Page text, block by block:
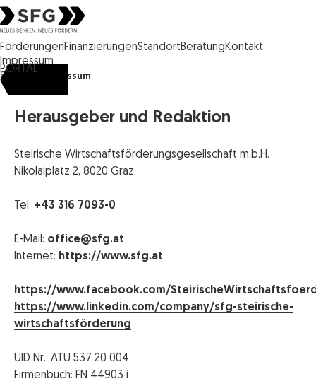
Steirische Wirtschaftsförderungsgesellschaft mbH SFG Logo
FörderungenFinanzierungenStandortBeratungKontakt
PORTAL
Impressum
SFG Impressum
Herausgeber und Redaktion
Steirische Wirtschaftsförderungsgesellschaft m.b.H.
Nikolaiplatz 2, 8020 Graz
Tel. +43 316 7093-0
E-Mail: office@sfg.at
Internet: https://www.sfg.at
https://www.facebook.com/
https://www.linkedin.com/company/sfg-steirische-
wirtschaftsförderung
UID Nr.: ATU 537 20 004
Firmenbuch: FN 44903 i